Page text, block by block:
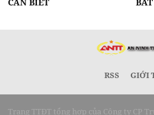
CẦN BIẾT
RSS GIỚI
Trang TTĐT tổng hợp của Công ty CP